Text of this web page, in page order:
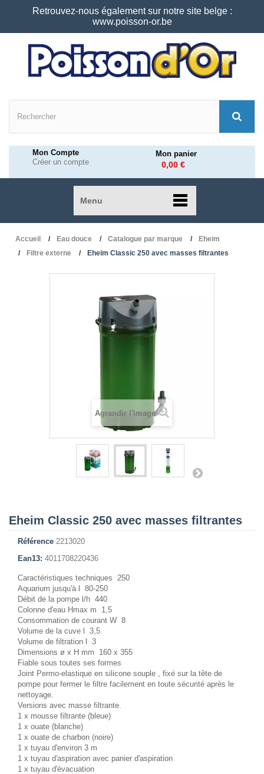
Retrouvez-nous également sur notre site belge :
www.poisson-or.be
Mon Compte
Créer un compte
Mon panier
0,00 €
Menu
Accueil Eau douce Catalogue par marque
Eheim
Filtre externe
Eheim Classic 250 avec masses filtrantes
Agrandir l'image
Eheim Classic 250 avec masses filtrantes
Référence 2213020
Ean13: 4011708220436
Caractéristiques techniques 250
Aquarium jusqu'à l 80-250
Débit de la pompe l/h 440
Colonne d'eau Hmax m 1,5
Consommation de courant W 8
Volume de la cuve l 3,5
Volume de filtration l 3
Dimensions ø x H mm 160 x 355
Fiable sous toutes ses formes
Joint Permo-elastique en silicone souple , fixé sur la tête de
pompe pour fermer le filtre facilement en toute sécurité après le
nettoyage.
Versions avec masse filtrante.
1 x mousse filtrante (bleue)
1 x ouate (blanche)
1 x ouate de charbon (noire)
1 x tuyau d'environ 3 m
1 x tuyau d'aspiration avec panier d'aspiration
1 x tuyau d'évacuation